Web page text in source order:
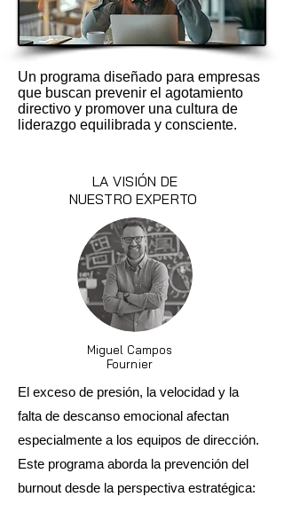
Un programa diseñado para empresas
que buscan prevenir el agotamiento
directivo y promover una cultura de
liderazgo equilibrada y consciente.
LA VISIÓN DE
NUESTRO EXPERTO
Miguel Campos
Fournier
El exceso de presión, la velocidad y la
falta de descanso emocional afectan
especialmente a los equipos de dirección.
Este programa aborda la prevención del
burnout desde la perspectiva estratégica: